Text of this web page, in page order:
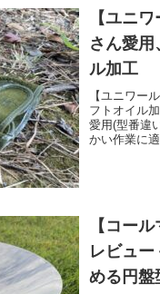
【ユニ
さん愛用
ル加工
【ユニワー
フトオイル
愛用(型番違
かい作業に
【コー
レビュー
める円盤